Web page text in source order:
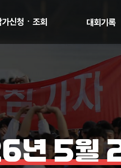
가신청ㆍ조회 대회기록
5월